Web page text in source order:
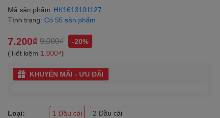
Mã sản phẩm: HK1613101127
Tình trạng: Có 55 sản phẩm
7.200₫ 9.000₫
-20%
(Tiết kiệm 1.800₫)
KHUYẾN MÃI - ƯU ĐÃI
Loại: 1 Đầu cái 2 Đầu cái